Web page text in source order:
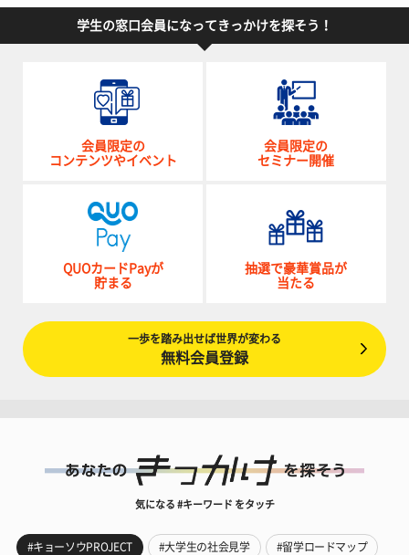
学生の窓口会員になってきっかけを探そう！
会員限定の
コンテンツやイベント
会員限定の
セミナー開催
QUOカードPayが
貯まる
抽選で豪華賞品が
当たる
一歩を踏み出せば世界が変わる
無料会員登録
気になる #キーワード をタッチ
#キョーソウPROJECT #大学生の社会見学 #留学ロードマップ